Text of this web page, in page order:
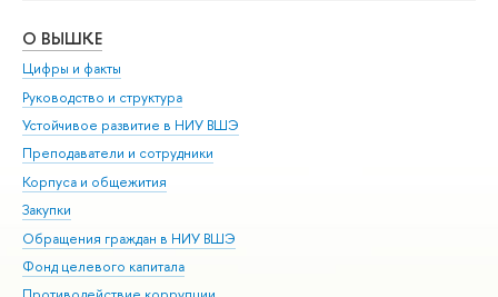
О ВЫШКЕ
Цифры и факты
Руководство и структура
Устойчивое развитие в НИУ ВШЭ
Преподаватели и сотрудники
Корпуса и общежития
Закупки
Обращения граждан в НИУ ВШЭ
Фонд целевого капитала